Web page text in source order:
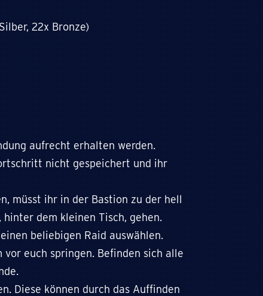
22x Bronze)
aufrecht erhalten werden.
nicht gespeichert und ihr
müsst ihr in der Bastion zu der hell
dem kleinen Tisch, gehen.
beliebigen Raid auswählen.
euch springen. Befinden sich alle
Diese können durch das Auffinden